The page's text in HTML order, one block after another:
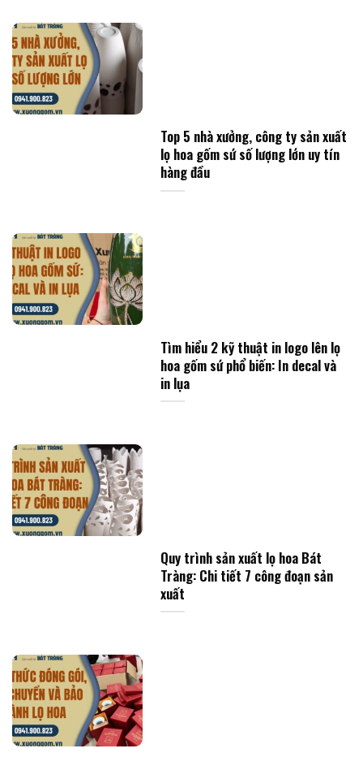
Top 5 nhà xưởng, công ty sản xuất
lọ hoa gốm sứ số lượng lớn uy tín
hàng đầu
Tìm hiểu 2 kỹ thuật in logo lên lọ
hoa gốm sứ phổ biến: In decal và
in lụa
Quy trình sản xuất lọ hoa Bát
Tràng: Chi tiết 7 công đoạn sản
xuất